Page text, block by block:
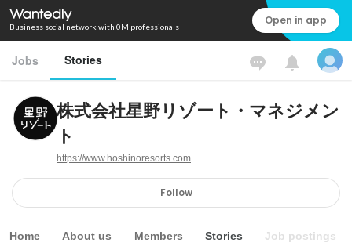
Business social network with 0M professionals Open in app
Jobs Stories
株式会社星野リゾート・マネジメン
ト
https://www.hoshinoresorts.com
Follow
Home About us Members Stories Job postings